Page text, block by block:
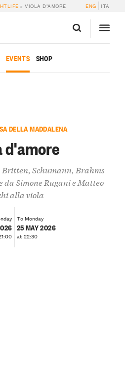
»VIOLA D’AMORE ENG ITA
EVENTS SHOP
DELLA MADDALENA
d'amore
Britten, Schumann, Brahms
da Simone Rugani e Matteo
alla viola
To Monday
25 MAY 2026
at 22:30